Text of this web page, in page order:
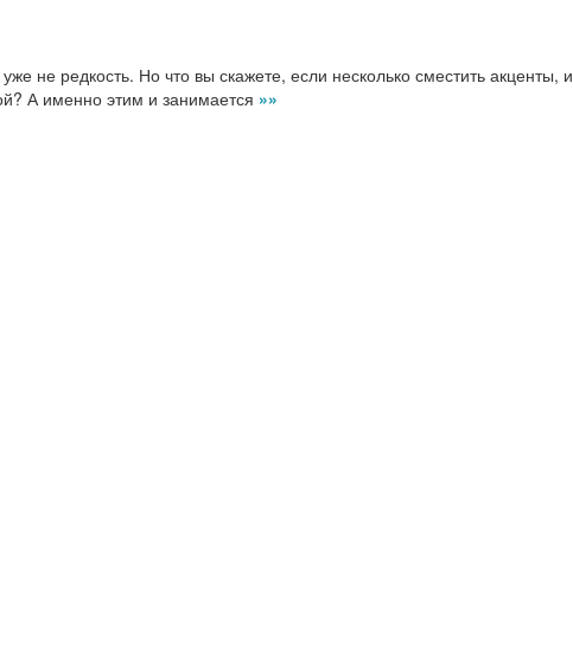
не редкость. Но что вы скажете, если несколько сместить акценты, и
А именно этим и занимается »»